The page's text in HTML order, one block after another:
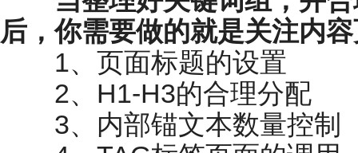
后，你需要做的就是关注内
1、页面标题的设置
2、H1-H3的合理分配
3、内部锚文本数量控制